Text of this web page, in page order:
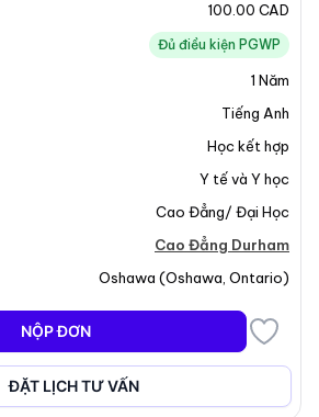
Chương Trình
chăm sóc sức khỏe đầy ý
Nhân Viên Hỗ Trợ Cá Nhân từ
trình này được thiết kế để
những kỹ năng cần thiết để
nhân ái, tập trung vào khách
Trợ Cá Nhân (PSW) là một người
hỗ trợ các cá nhân trong các
hàng ngày, đảm bảo sự thoải mái
thực hành, bao gồm cả thực tập
bị cho sinh viên đối mặt với những
các môi trường chăm sóc
Với sự tập trung vào việc nâng
100.00 CAD
Đủ điều kiện PGWP
1 Năm
Tiếng Anh
Học kết hợp
Y tế và Y học
Cao Đẳng/ Đại Học
Cao Đẳng Durham
Oshawa (Oshawa Ontario)
NỘP ĐƠN
ĐẶT LỊCH TƯ VẤN